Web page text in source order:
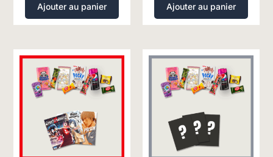
Ajouter au panier Ajouter au panier